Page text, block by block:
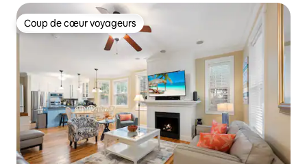
Coup de cœur voyageurs
Coup de cœur voyageurs